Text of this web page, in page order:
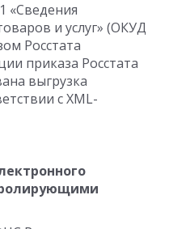
«Сведения
и услуг» (ОКУД
Росстата
приказа Росстата
выгрузка
с XML-